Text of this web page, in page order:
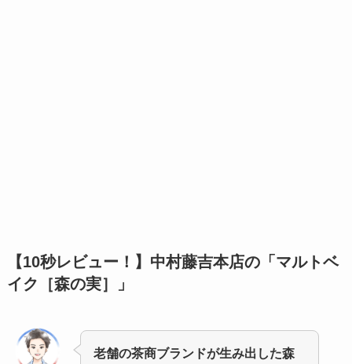
【10秒レビュー！】 中村藤吉本店の「マルトベ
イク［森の実］」
老舗の茶商ブランドが生み出した森